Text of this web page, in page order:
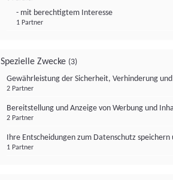
- mit berechtigtem Interesse
1 Partner
Spezielle Zwecke (3)
Gewährleistung der Sicherheit, Verhinderung
2 Partner
Bereitstellung und Anzeige von Werbung und
2 Partner
Ihre Entscheidungen zum Datenschutz
1 Partner